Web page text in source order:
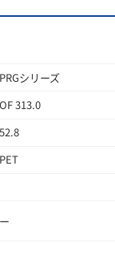
PRGシリーズ
OF 313.0
52.8
PET
ー